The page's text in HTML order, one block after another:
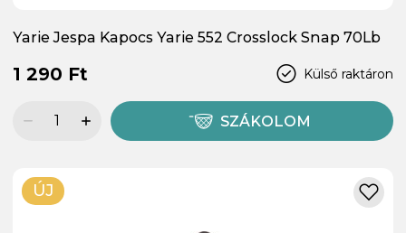
Yarie Jespa Kapocs Yarie 552 Crosslock Snap 70Lb
Külső raktáron
1 290 Ft
SZÁKOLOM
ÚJ